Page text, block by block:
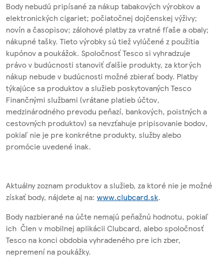
Body nebudú pripísané za nákup tabakových výrobkov a
elektronických cigariet; počiatočnej dojčenskej výživy;
novín a časopisov; zálohové platby za vratné fľaše a obaly;
nákupné tašky. Tieto výrobky sú tiež vylúčené z použitia
kupónov a poukážok. Spoločnosť Tesco si vyhradzuje
právo v budúcnosti stanoviť ďalšie produkty, za ktorých
nákup nebude v budúcnosti možné zbierať body. Platby
týkajúce sa produktov a služieb poskytovaných Tesco
Finančnými službami (vrátane platieb účtov,
medzinárodného prevodu peňazí, bankových, poistných a
cestovných produktov) sa nevzťahuje pripisovanie bodov,
pokiaľ nie je pre konkrétne produkty, služby alebo
promócie uvedené inak.
Aktuálny zoznam produktov a služieb, za ktoré nie je možné
získať body, nájdete aj na: www.clubcard.sk.
Body nazbierané na účte nemajú peňažnú hodnotu, pokiaľ
ich Člen v mobilnej aplikácii Clubcard, alebo spoločnosť
Tesco na konci obdobia vyhradeného pre ich zber,
nepremení na poukážky.